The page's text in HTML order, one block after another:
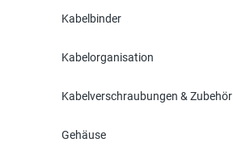
Kabelbinder
Kabelorganisation
Kabelverschraubungen & Zubehör
Gehäuse